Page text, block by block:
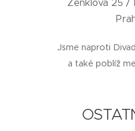
Zenklova 25 /
Jsme naproti
a také poblíž